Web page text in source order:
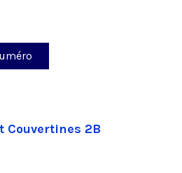
Couvertines 2B